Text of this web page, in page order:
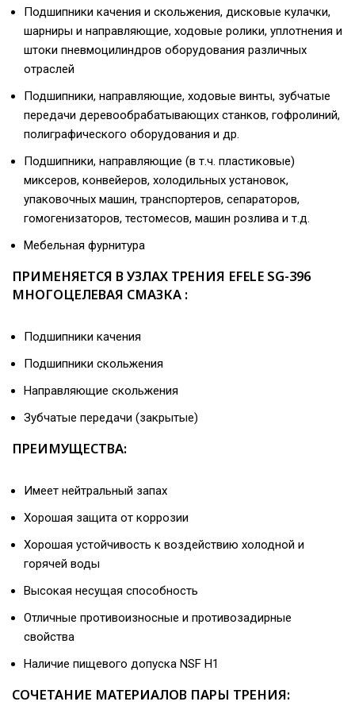
Подшипники качения и скольжения, дисковые кулачки,
шарниры и направляющие, ходовые ролики, уплотнения и
штоки пневмоцилиндров оборудования различных
отраслей
Подшипники, направляющие, ходовые винты, зубчатые
передачи деревообрабатывающих станков, гофролиний,
полиграфического оборудования и др.
Подшипники, направляющие (в т.ч. пластиковые)
миксеров, конвейеров, холодильных установок,
упаковочных машин, транспортеров, сепараторов,
гомогенизаторов, тестомесов, машин розлива и т.д.
Мебельная фурнитура
ПРИМЕНЯЕТСЯ В УЗЛАХ ТРЕНИЯ EFELE SG-396
МНОГОЦЕЛЕВАЯ СМАЗКА :
Подшипники качения
Подшипники скольжения
Направляющие скольжения
Зубчатые передачи (закрытые)
ПРЕИМУЩЕСТВА:
Имеет нейтральный запах
Хорошая защита от коррозии
Хорошая устойчивость к воздействию холодной и
горячей воды
Высокая несущая способность
Отличные противоизносные и противозадирные
свойства
Наличие пищевого допуска NSF H1
СОЧЕТАНИЕ МАТЕРИАЛОВ ПАРЫ ТРЕНИЯ: